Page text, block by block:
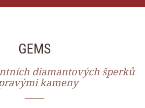
GEMS
diamantových šperků
kameny